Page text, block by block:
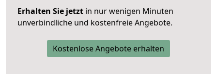
Erhalten Sie jetzt in nur wenigen Minuten
unverbindliche und kostenfreie Angebote.
Kostenlose Angebote erhalten